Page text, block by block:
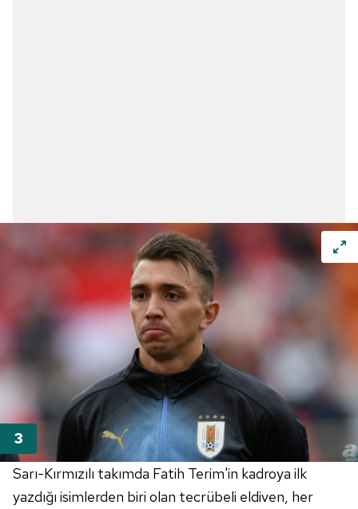
Sarı-Kırmızılı takımda Fatih Terim'in kadroya ilk
yazdığı isimlerden biri olan tecrübeli eldiven, her